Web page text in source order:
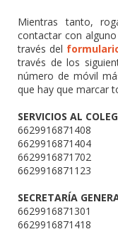
Mientras tanto,
contactar con
través del
través de los
número de móvil
que hay que marcar
SERVICIOS AL
6629916871408
6629916871404
6629916871702
6629916871123
SECRETARÍA
6629916871301
6629916871418